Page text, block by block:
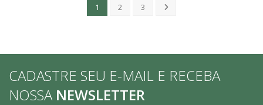
1 2 3
CADASTRE SEU E-MAIL E RECEBA
NOSSA NEWSLETTER